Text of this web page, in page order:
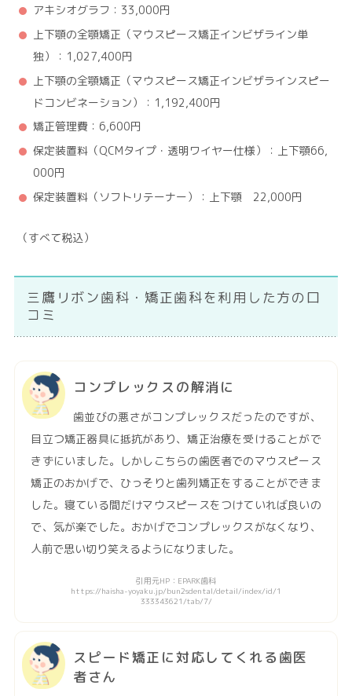
アキシオグラフ：33,000円
上下顎の全顎矯正（マウスピース矯正インビザライン単
独）：1,027,400円
上下顎の全顎矯正（マウスピース矯正インビザラインスピー
ドコンビネーション）：1,192,400円
矯正管理費：6,600円
保定装置料（QCMタイプ・透明ワイヤー仕様）：上下顎66,
000円
保定装置料（ソフトリテーナー）：上下顎 22,000円
（すべて税込）
三鷹リボン歯科・矯正歯科を利用した方の口
コミ
コンプレックスの解消に
歯並びの悪さがコンプレックスだったのですが、
目立つ矯正器具に抵抗があり、矯正治療を受けることがで
きずにいました。しかしこちらの歯医者でのマウスピース
矯正のおかげで、ひっそりと歯列矯正をすることができま
した。寝ている間だけマウスピースをつけていれば良いの
で、気が楽でした。おかげでコンプレックスがなくなり、
人前で思い切り笑えるようになりました。
引用元HP：EPARK歯科
https://haisha-yoyaku.jp/bun2sdental/detail/index/id/1
333343621/tab/7/
スピード矯正に対応してくれる歯医
者さん